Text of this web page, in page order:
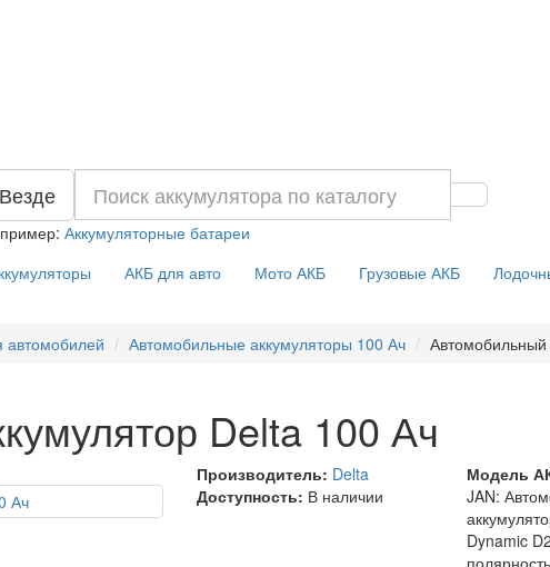
Везде
Аккумуляторные батареи
АКБ для авто Мото АКБ Грузовые АКБ
автомобилей Автомобильные аккумуляторы 100 Ач Автомобильный
Delta 100 Ач
Производитель: Delta
Модель
Доступность: В наличии
JAN:
Dynamic